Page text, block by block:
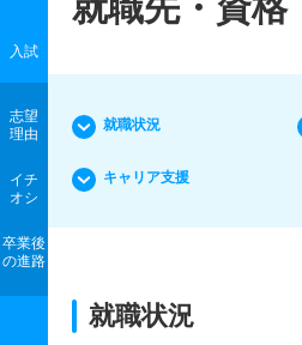
入試
志望
理由
イチ
オシ
卒業後
の進路
就職状況
キャリア支援
就職状況